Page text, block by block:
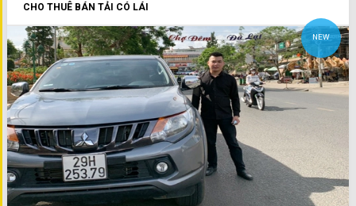
CHO THUÊ BÁN TẢI CÓ LÁI
NEW